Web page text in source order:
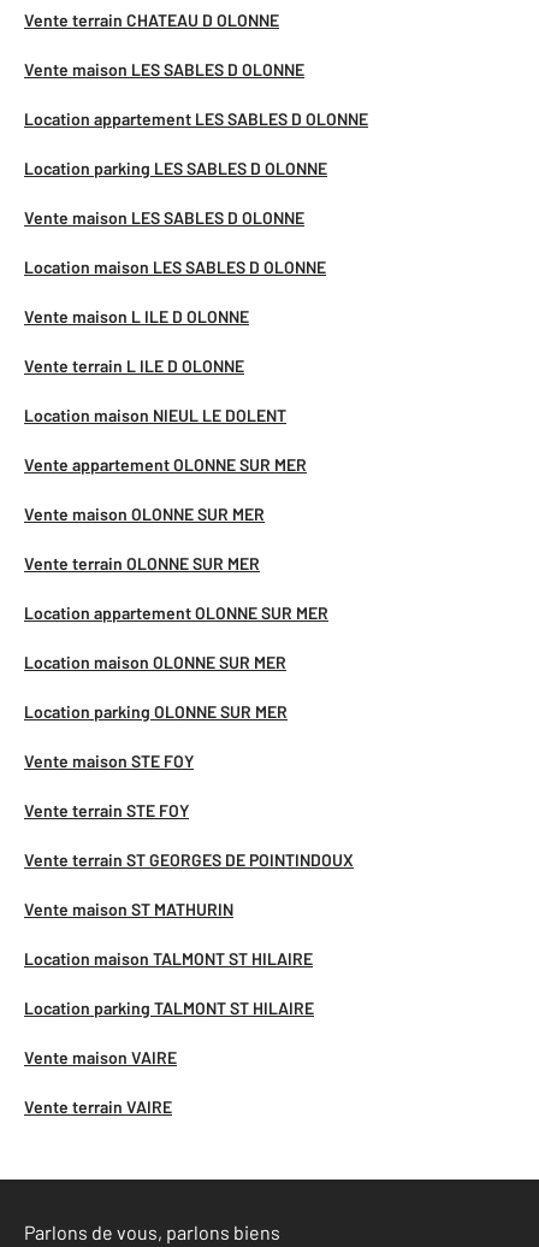
Vente terrain CHATEAU D OLONNE
Vente maison LES SABLES D OLONNE
Location appartement LES SABLES D OLONNE
Location parking LES SABLES D OLONNE
Vente maison LES SABLES D OLONNE
Location maison LES SABLES D OLONNE
Vente maison L ILE D OLONNE
Vente terrain L ILE D OLONNE
Location maison NIEUL LE DOLENT
Vente appartement OLONNE SUR MER
Vente maison OLONNE SUR MER
Vente terrain OLONNE SUR MER
Location appartement OLONNE SUR MER
Location maison OLONNE SUR MER
Location parking OLONNE SUR MER
Vente maison STE FOY
Vente terrain STE FOY
Vente terrain ST GEORGES DE POINTINDOUX
Vente maison ST MATHURIN
Location maison TALMONT ST HILAIRE
Location parking TALMONT ST HILAIRE
Vente maison VAIRE
Vente terrain VAIRE
Parlons de vous, parlons biens